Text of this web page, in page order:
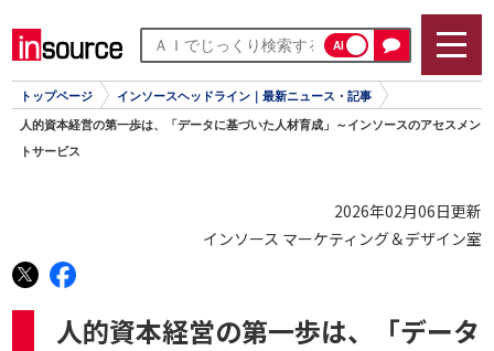
AI
トップページ インソースヘッドライン｜最新ニュース・記事
人的資本経営の第一歩は、「データに基づいた人材育成」～インソースのアセスメン
トサービス
2026年02月06日更新
インソース マーケティング＆デザイン室
人的資本経営の第一歩は、「データ